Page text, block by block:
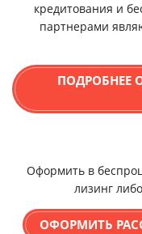
кредитования и
партнерами
ПОДРОБНЕЕ
Оформить в
лизинг
ОФОРМИТЬ